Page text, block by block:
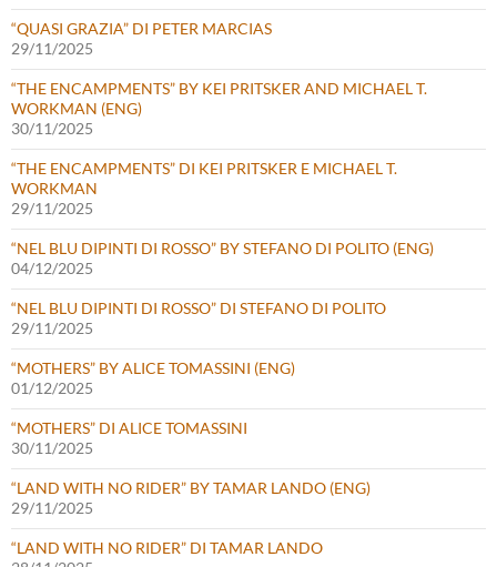
“QUASI GRAZIA” DI PETER MARCIAS
29/11/2025
“THE ENCAMPMENTS” BY KEI PRITSKER AND MICHAEL T.
WORKMAN (ENG)
30/11/2025
“THE ENCAMPMENTS” DI KEI PRITSKER E MICHAEL T.
WORKMAN
29/11/2025
“NEL BLU DIPINTI DI ROSSO” BY STEFANO DI POLITO (ENG)
04/12/2025
“NEL BLU DIPINTI DI ROSSO” DI STEFANO DI POLITO
29/11/2025
“MOTHERS” BY ALICE TOMASSINI (ENG)
01/12/2025
“MOTHERS” DI ALICE TOMASSINI
30/11/2025
“LAND WITH NO RIDER” BY TAMAR LANDO (ENG)
29/11/2025
“LAND WITH NO RIDER” DI TAMAR LANDO